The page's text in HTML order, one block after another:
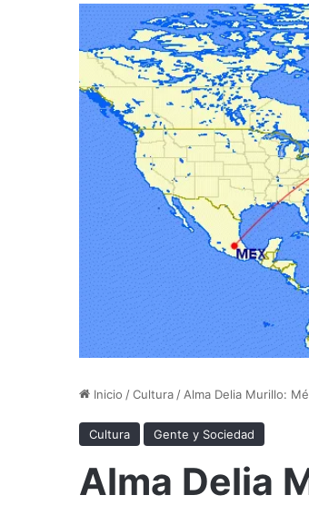
Inicio /Cultura / Alma Delia Murillo:
Cultura Gente y Sociedad
Alma Delia